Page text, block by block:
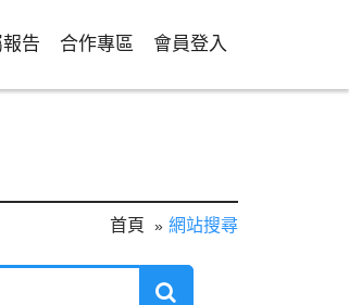
告 合作專區 會員登入
首頁 網站搜尋